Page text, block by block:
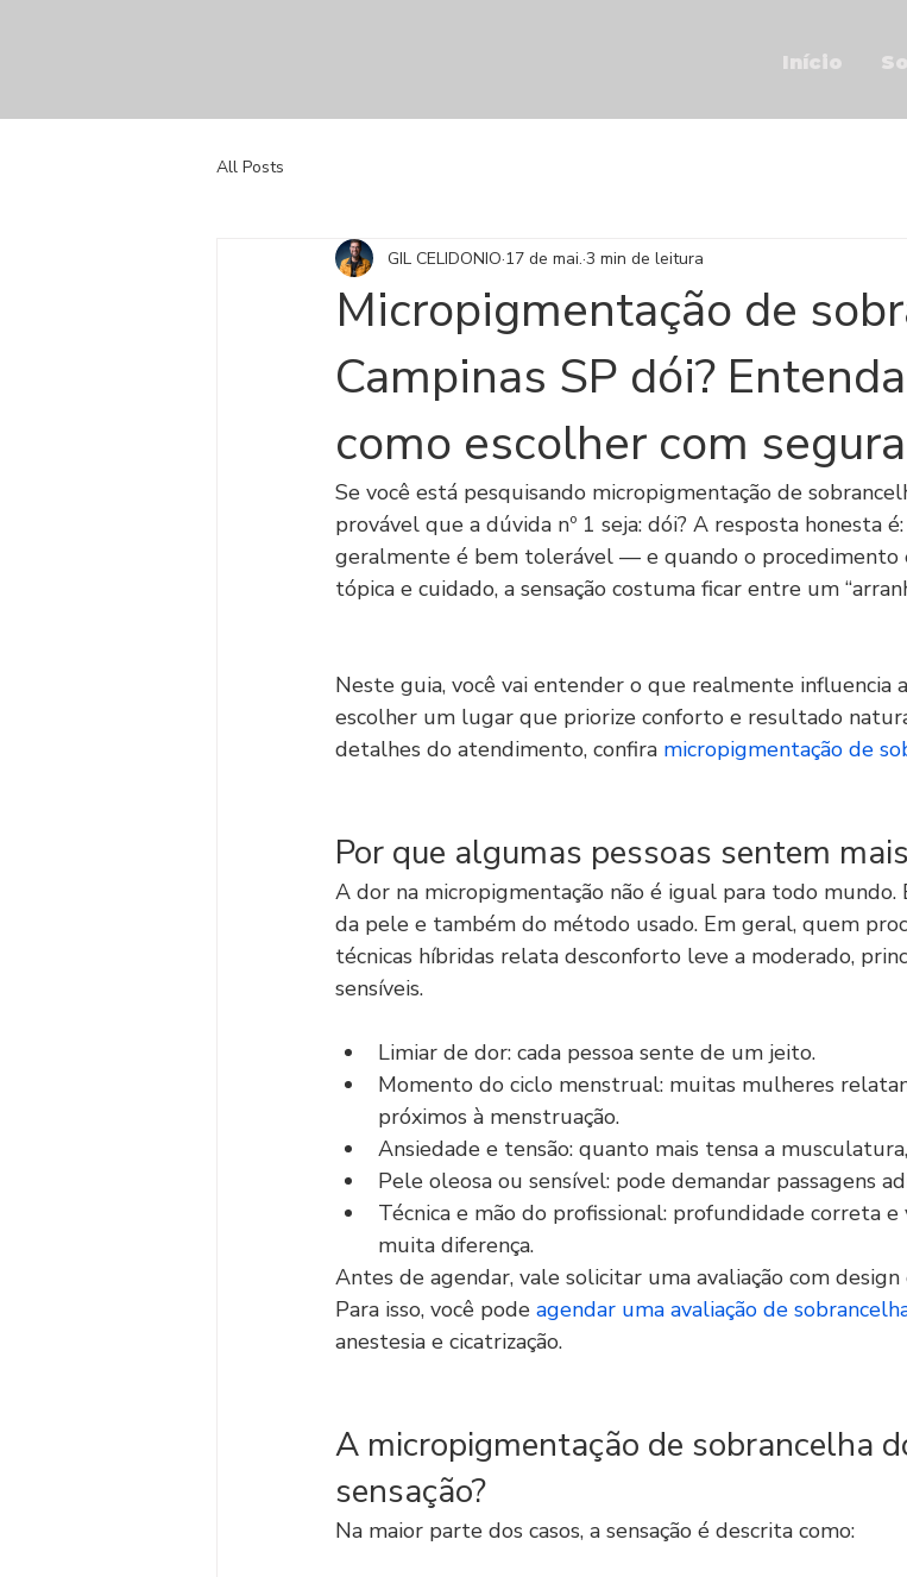
Início
All Posts
Micropigmentação de
Campinas SP dói?
como escolher com
GIL CELIDONIO 17 de mai. 3 min de leitura
Se você está pesquisando micropigmentação de
provável que a dúvida nº 1 seja: dói? A resposta honesta
geralmente é bem tolerável — e quando o procedimento
tópica e cuidado, a sensação costuma ficar entre um
Neste guia, você vai entender o que realmente influencia
escolher um lugar que priorize conforto e resultado
detalhes do atendimento, confira micropigmentação de
Por que algumas pessoas sentem
A dor na micropigmentação não é igual para todo mundo.
da pele e também do método usado. Em geral, quem
técnicas híbridas relata desconforto leve a moderado,
sensíveis.
Limiar de dor: cada pessoa sente de um jeito.
Momento do ciclo menstrual: muitas mulheres
próximos à menstruação.
Ansiedade e tensão: quanto mais tensa a
Pele oleosa ou sensível: pode demandar passagens
Técnica e mão do profissional: profundidade correta
muita diferença.
Antes de agendar, vale solicitar uma avaliação com
Para isso, você pode agendar uma avaliação de
anestesia e cicatrização.
A micropigmentação de sobrancelha
sensação?
Na maior parte dos casos, a sensação é descrita como: